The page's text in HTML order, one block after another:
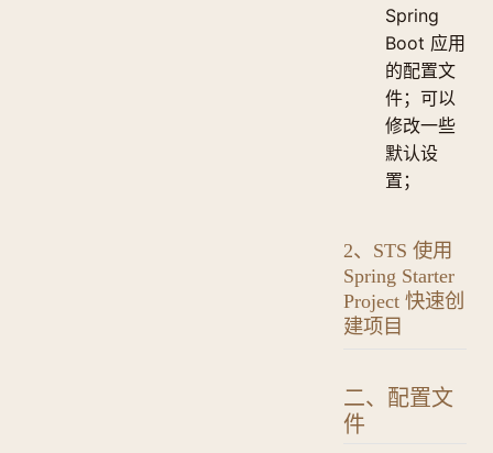
Spring
Boot 应用
的配置文
件；可以
修改一些
默认设
置；
2、STS 使用
Spring Starter
Project 快速创
建项目
二、配置文
件